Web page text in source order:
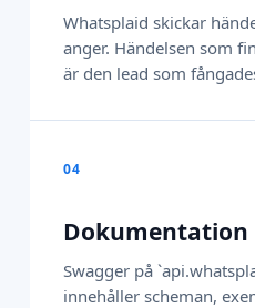
Whatsplaid skickar
anger. Händelsen som
är den lead som
04
Dokumentation
Swagger på
innehåller scheman,